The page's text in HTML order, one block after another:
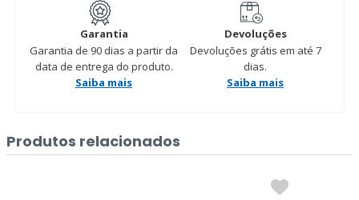
Garantia
Garantia de 90 dias a partir da
data de entrega do produto.
Saiba mais
Devoluções
Devoluções grátis em até 7
dias.
Saiba mais
Produtos relacionados